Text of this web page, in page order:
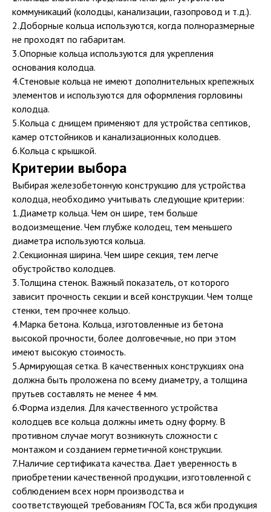
коммуникаций (колодцы, канализации, газопровод и т.д.).
2.Доборные кольца используются, когда полноразмерные
не проходят по габаритам.
3.Опорные кольца используются для укрепления
основания колодца.
4.Стеновые кольца не имеют дополнительных крепежных
элементов и используются для оформления горловины
колодца.
5.Кольца с днищем применяют для устройства септиков,
камер отстойников и канализационных колодцев.
6.Кольца с крышкой.
Критерии выбора
Выбирая железобетонную конструкцию для устройства
колодца, необходимо учитывать следующие критерии:
1.Диаметр кольца. Чем он шире, тем больше
водоизмещение. Чем глубже колодец, тем меньшего
диаметра используются кольца.
2.Секционная ширина. Чем шире секция, тем легче
обустройство колодцев.
3.Толщина стенок. Важный показатель, от которого
зависит прочность секции и всей конструкции. Чем толще
стенки, тем прочнее кольцо.
4.Марка бетона. Кольца, изготовленные из бетона
высокой прочности, более долговечные, но при этом
имеют высокую стоимость.
5.Армирующая сетка. В качественных конструкциях она
должна быть проложена по всему диаметру, а толщина
прутьев составлять не менее 4 мм.
6.Форма изделия. Для качественного устройства
колодцев все кольца должны иметь одну форму. В
противном случае могут возникнуть сложности с
монтажом и созданием герметичной конструкции.
7.Наличие сертификата качества. Дает уверенность в
приобретении качественной продукции, изготовленной с
соблюдением всех норм производства и
соответствующей требованиям ГОСТа, вся жби продукция